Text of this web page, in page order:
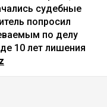
судебные
попросил
по делу
10 лет лишения